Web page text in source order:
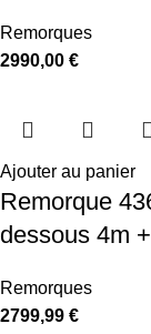
Remorques
2990,00 €
Ajouter au panier
Remorque
dessous 4m
Remorques
2799,99 €